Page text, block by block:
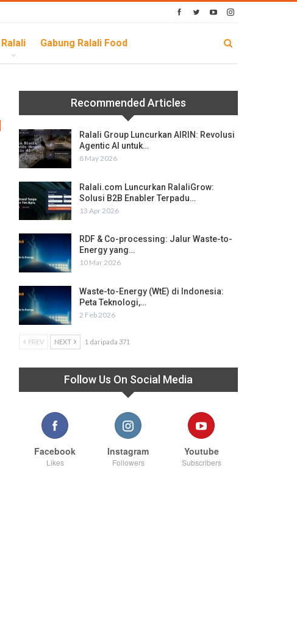
Ralali Gabung Ralali Food
Recommended Articles
Ralali Group Luncurkan AIRIN: Revolusi
Agentic AI untuk…
8 May 2026
Ralali.com Luncurkan RalaliGrow:
Solusi B2B Enabler Terpadu…
13 Apr 2026
RDF & Co-processing: Jalur Waste-to-
Energy yang…
10 Mar 2026
Waste-to-Energy (WtE) di Indonesia:
Peta Teknologi,…
2 Feb 2026
PREV NEXT 1 daripada 371
Follow Us On Social Media
Facebook
Likes
Instagram
Followers
Youtube
Subscribers